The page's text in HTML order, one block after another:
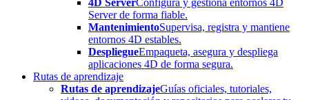
4D ServerConfigura y gestiona entornos 4D
Server de forma fiable.
MantenimientoSupervisa, registra y mantiene
entornos 4D estables.
DespliegueEmpaqueta, asegura y despliega
aplicaciones 4D de forma segura.
Rutas de aprendizaje
Rutas de aprendizajeGuías oficiales, tutoriales,